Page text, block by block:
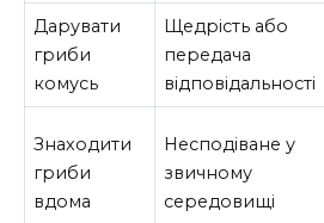
Дарувати
гриби
комусь
Щедрість або
передача
відповідальності
Знаходити
гриби
вдома
Несподіване у
звичному
середовищі